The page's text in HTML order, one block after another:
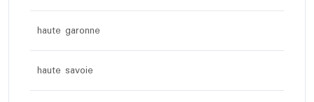
haute garonne
haute savoie